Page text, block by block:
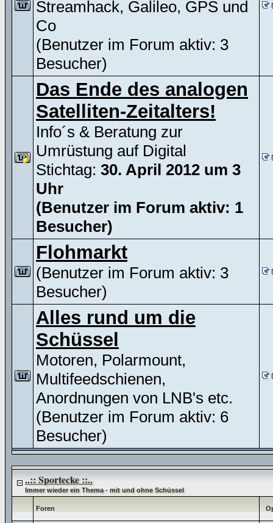
Streamhack, Galileo, GPS und
Co
(Benutzer im Forum aktiv: 3
Besucher)
Das Ende des analogen
Satelliten-Zeitalters!
Info´s & Beratung zur
Umrüstung auf Digital
Stichtag: 30. April 2012 um 3
Uhr
(Benutzer im Forum aktiv: 1
Besucher)
Flohmarkt
(Benutzer im Forum aktiv: 3
Besucher)
Alles rund um die
Schüssel
Motoren, Polarmount,
Multifeedschienen,
Anordnungen von LNB's etc.
(Benutzer im Forum aktiv: 6
Besucher)
..:: Sportecke ::..
Immer wieder ein Thema - mit und ohne Schüssel
Foren